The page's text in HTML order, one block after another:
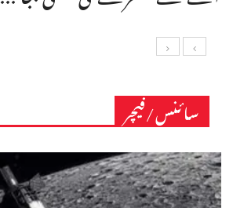
سائنس/فیچر